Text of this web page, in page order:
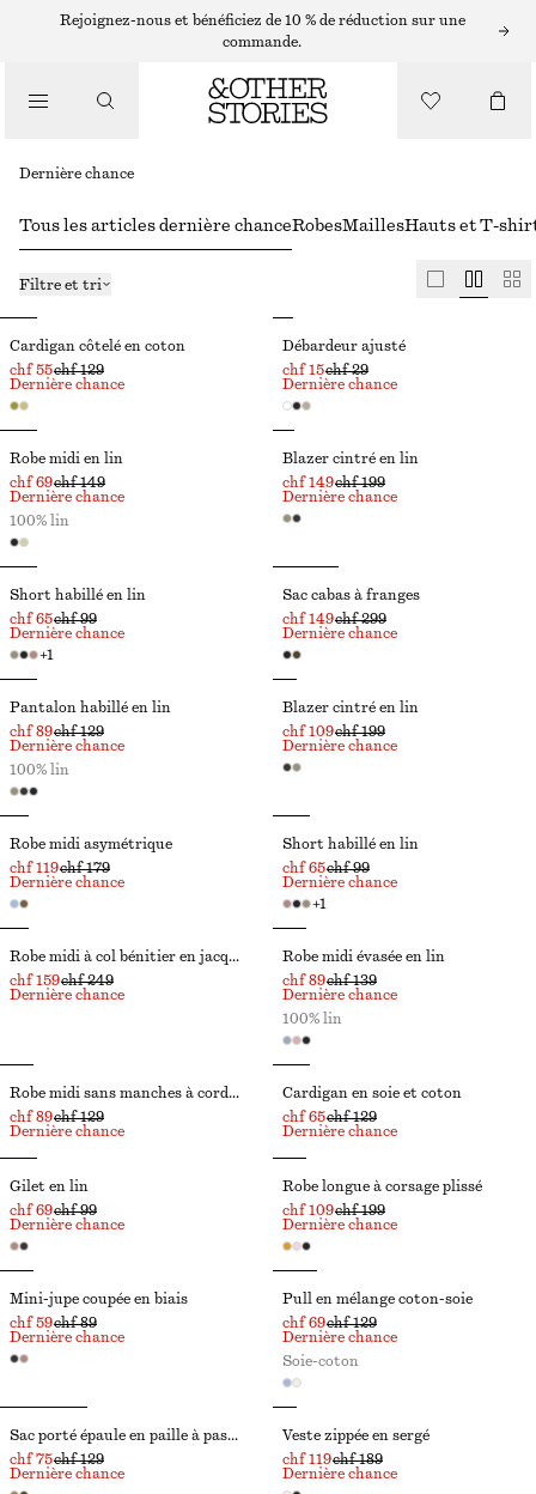
Rejoignez-nous et bénéficiez de 10 % de réduction sur une
commande.
Dernière chance
Tous les articles dernière chanceRobesMaillesHauts et T-
Filtre et tri
Cardigan côtelé en coton
chf 55chf 129
Dernière chance
Débardeur ajusté
chf 15chf 29
Dernière chance
Robe midi en lin
chf 69chf 149
Dernière chance
100% lin
Blazer cintré en lin
chf 149chf 199
Dernière chance
Short habillé en lin
chf 65chf 99
+1
Dernière chance
Sac cabas à franges
chf 149chf 299
Dernière chance
Pantalon habillé en lin
chf 89chf 129
Dernière chance
100% lin
Blazer cintré en lin
chf 109chf 199
Dernière chance
Robe midi asymétrique
chf 119chf 179
Dernière chance
Short habillé en lin
chf 65chf 99
+1
Dernière chance
Robe midi à col bénitier en jacquard
chf 159chf 249
Dernière chance
Robe midi évasée en lin
chf 89chf 139
Dernière chance
100% lin
Robe midi sans manches à cordon de serrage
chf 89chf 129
Dernière chance
Cardigan en soie et coton
chf 65chf 129
Dernière chance
Gilet en lin
chf 69chf 99
Dernière chance
Robe longue à corsage plissé
chf 109chf 199
Dernière chance
Mini-jupe coupée en biais
chf 59chf 89
Dernière chance
Pull en mélange coton-soie
chf 69chf 129
Dernière chance
Soie-coton
Sac porté épaule en paille à passepoils en cuir
chf 75chf 129
Dernière chance
Veste zippée en sergé
chf 119chf 189
Dernière chance